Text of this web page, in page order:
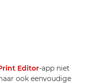
Editor-app niet
ook eenvoudige